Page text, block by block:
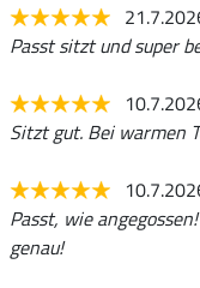
Passt sitzt und super
Sitzt gut. Bei warmen
Passt, wie
genau!